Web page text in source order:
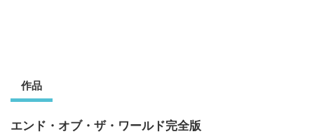
作品
エンド・オブ・ザ・ワールド完全版